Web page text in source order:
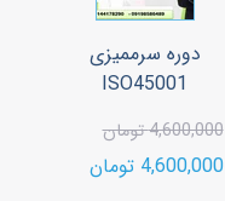
دوره سرممیزی
ISO45001
4,600,000 تومان
4,600,000 تومان